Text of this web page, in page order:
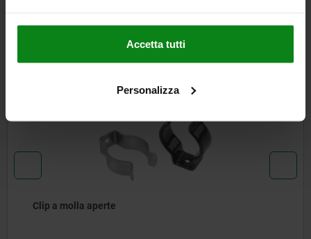
Accetta tutti
Personalizza
anche
Clip a molla chiuse